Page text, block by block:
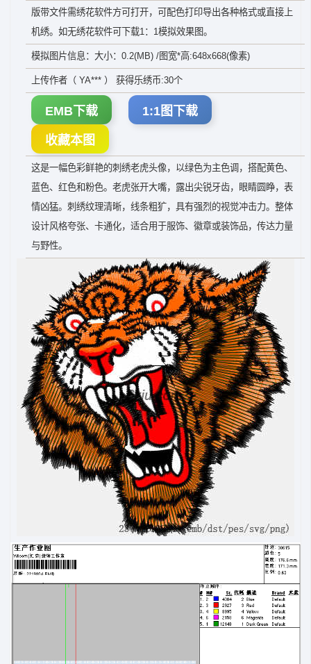
版带文件需绣花软件方可打开，可配色打印导出各种格式或直接上
机绣。如无绣花软件可下载1：1模拟效果图。
模拟图片信息：大小：0.2(MB) /图宽*高:648x668(像素)
上传作者（ YA*** ） 获得乐绣币:30个
EMB下载 1:1图下载
收藏本图
这是一幅色彩鲜艳的刺绣老虎头像，以绿色为主色调，搭配黄色、
蓝色、红色和粉色。老虎张开大嘴，露出尖锐牙齿，眼睛圆睁，表
情凶猛。刺绣纹理清晰，线条粗犷，具有强烈的视觉冲击力。整体
设计风格夸张、卡通化，适合用于服饰、徽章或装饰品，传达力量
与野性。